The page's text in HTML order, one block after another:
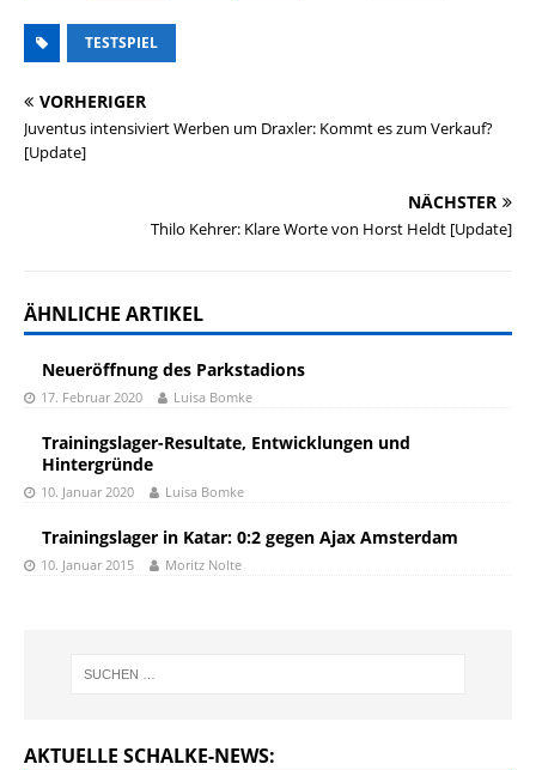
TESTSPIEL
VORHERIGER
Juventus intensiviert Werben um Draxler: Kommt es zum Verkauf?
[Update]
NÄCHSTER
Thilo Kehrer: Klare Worte von Horst Heldt [Update]
ÄHNLICHE ARTIKEL
Neueröffnung des Parkstadions
17. Februar 2020 Luisa Bomke
Trainingslager-Resultate, Entwicklungen und
Hintergründe
10. Januar 2020 Luisa Bomke
Trainingslager in Katar: 0:2 gegen Ajax Amsterdam
10. Januar 2015 Moritz Nolte
AKTUELLE SCHALKE-NEWS: